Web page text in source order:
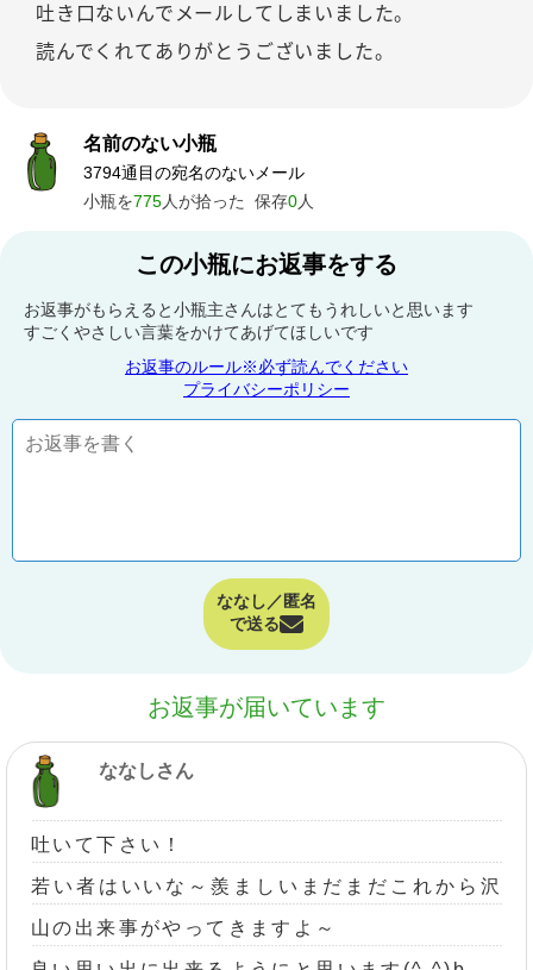
吐き口ないんでメールしてしまいました。
読んでくれてありがとうございました。
名前のない小瓶
3794通目の宛名のないメール
小瓶を775 人が拾った 保存0 人
この小瓶にお返事をする
お返事がもらえると小瓶主さんはとてもうれしいと思います
すごくやさしい言葉をかけてあげてほしいです
お返事のルール※必ず読んでください
プライバシーポリシー
ななし／匿名
で送る
お返事が届いています
ななしさん
吐いて下さい！
若い者はいいな～羨ましいまだまだこれから沢
山の出来事がやってきますよ～